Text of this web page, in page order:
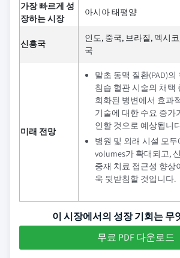
가장 빠르게 성
장하는 시장
아시아 태평양
신흥국
인도, 중국, 브라질, 멕시
국
미래 전망
말초 동맥 질환(PAD)
침습 혈관 시술의 채택
회화된 병변에서 효과
기술에 대한 수요 증가
인할 것으로 예상됩니
병원 및 외래 시설 모
volumes가 확대되고,
중재 치료 접근성 향상
욱 뒷받침할 것입니다.
이 시장에서의 성장 기회는 무
무료 PDF 다운로드